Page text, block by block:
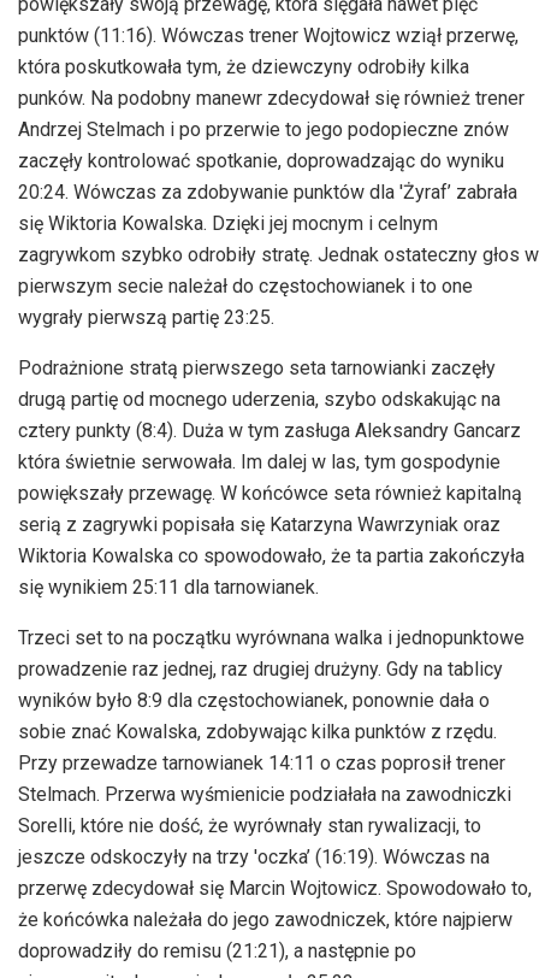
punktów (11:16). Wówczas trener Wojtowicz wziął przerwę,
która poskutkowała tym, że dziewczyny odrobiły kilka
punków. Na podobny manewr zdecydował się również trener
Andrzej Stelmach i po przerwie to jego podopieczne znów
zaczęły kontrolować spotkanie, doprowadzając do wyniku
20:24. Wówczas za zdobywanie punktów dla 'Żyraf’ zabrała
się Wiktoria Kowalska. Dzięki jej mocnym i celnym
zagrywkom szybko odrobiły stratę. Jednak ostateczny głos w
pierwszym secie należał do częstochowianek i to one
wygrały pierwszą partię 23:25.
Podrażnione stratą pierwszego seta tarnowianki zaczęły
drugą partię od mocnego uderzenia, szybo odskakując na
cztery punkty (8:4). Duża w tym zasługa Aleksandry Gancarz
która świetnie serwowała. Im dalej w las, tym gospodynie
powiększały przewagę. W końcówce seta również kapitalną
serią z zagrywki popisała się Katarzyna Wawrzyniak oraz
Wiktoria Kowalska co spowodowało, że ta partia zakończyła
się wynikiem 25:11 dla tarnowianek.
Trzeci set to na początku wyrównana walka i jednopunktowe
prowadzenie raz jednej, raz drugiej drużyny. Gdy na tablicy
wyników było 8:9 dla częstochowianek, ponownie dała o
sobie znać Kowalska, zdobywając kilka punktów z rzędu.
Przy przewadze tarnowianek 14:11 o czas poprosił trener
Stelmach. Przerwa wyśmienicie podziałała na zawodniczki
Sorelli, które nie dość, że wyrównały stan rywalizacji, to
jeszcze odskoczyły na trzy 'oczka’ (16:19). Wówczas na
przerwę zdecydował się Marcin Wojtowicz. Spowodowało to,
że końcówka należała do jego zawodniczek, które najpierw
doprowadziły do remisu (21:21), a następnie po